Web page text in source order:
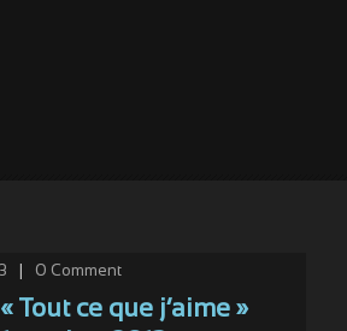
0 Comment
Tout ce que j’aime »